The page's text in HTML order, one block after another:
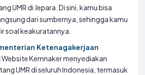
UMR di Jepara. Di sini, kamu bisa
dari sumbernya, sehingga kamu
soal keakuratannya.
Ketenagakerjaan
Website Kemnaker menyediakan
UMR di seluruh Indonesia, termasuk